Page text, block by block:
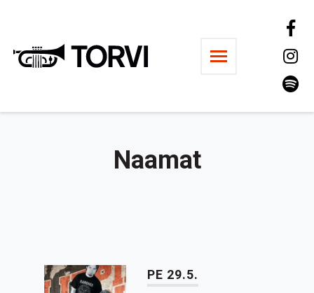
Ravintola Torvi
Naamat
PE 29.5.